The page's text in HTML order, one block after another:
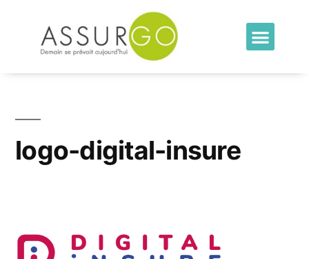
logo-digital-insure